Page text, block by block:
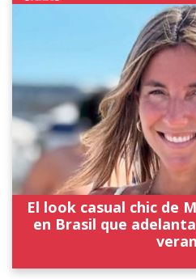
El look casual chic de
en Brasil que